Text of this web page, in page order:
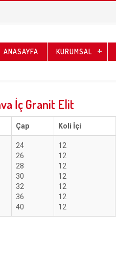
ANASAYFA KURUMSAL
İç Granit Elit
Çap Koli İçi
24
26
28
30
32
36
40
12
12
12
12
12
12
12